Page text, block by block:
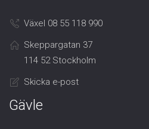
Växel 08 55 118 990
Skeppargatan 37
114 52 Stockholm
Skicka e-post
Gävle